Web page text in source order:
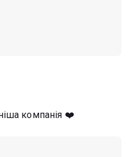
компанія ❤️